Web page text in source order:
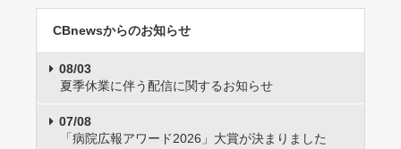
CBnewsからのお知らせ
08/03
夏季休業に伴う配信に関するお知らせ
07/08
「病院広報アワード2026」大賞が決まりました